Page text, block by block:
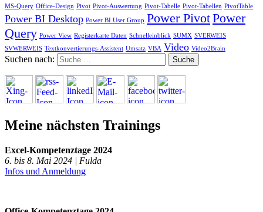
MS-Query Office-Design Pivot Pivot-Auswertung Pivot-Tabelle Pivot-Tabellen PivotTable
Power BI Desktop Power BI User Group Power PivotPower
Query Power View Registerkarte Daten Schnelleinblick SUMX SVERWEIS
SVWERWEIS Textkonvertierungs-Assistent Umsatz VBA Video Video2Brain
Suchen nach:
Meine nächsten Trainings
Excel-Kompetenztage 2024
6. bis 8. Mai 2024 | Fulda
Infos und Anmeldung